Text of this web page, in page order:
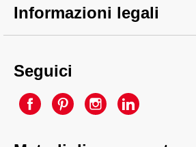
Informazioni legali
Seguici